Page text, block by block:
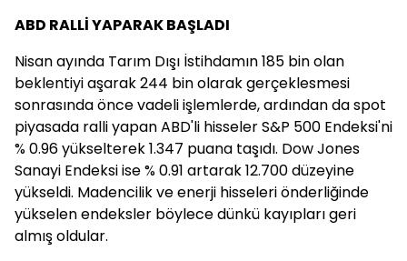
ABD RALLİ YAPARAK BAŞLADI
Nisan ayında Tarım Dışı İstihdamın 185 bin olan
beklentiyi aşarak 244 bin olarak gerçeklesmesi
sonrasında önce vadeli işlemlerde, ardından da spot
piyasada ralli yapan ABD'li hisseler S&P 500 Endeksi'ni
% 0.96 yükselterek 1.347 puana taşıdı. Dow Jones
Sanayi Endeksi ise % 0.91 artarak 12.700 düzeyine
yükseldi. Madencilik ve enerji hisseleri önderliğinde
yükselen endeksler böylece dünkü kayıpları geri
almış oldular.